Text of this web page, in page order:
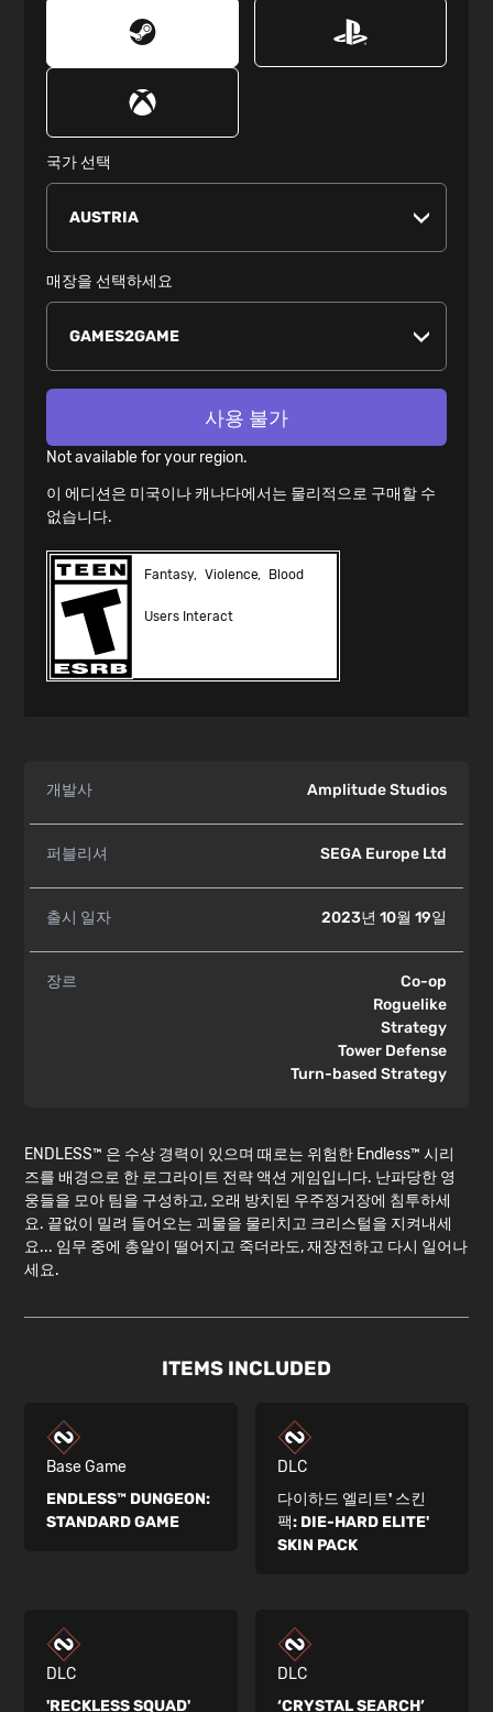
국가 선택
매장을 선택하세요
사용 불가
Not available for your region.
이 에디션은 미국이나 캐나다에서는 물리적으로 구매할 수
없습니다.
Fantasy Violence Blood
Users Interact
개발사 Amplitude Studios
퍼블리셔 SEGA Europe Ltd
출시 일자 2023년 10월 19일
장르
Co-op
Roguelike
Strategy
Tower Defense
Turn-based Strategy
ENDLESS™ 은 수상 경력이 있으며 때로는 위험한 Endless™ 시리
즈를 배경으로 한 로그라이트 전략 액션 게임입니다. 난파당한 영
웅들을 모아 팀을 구성하고, 오래 방치된 우주정거장에 침투하세
요. 끝없이 밀려 들어오는 괴물을 물리치고 크리스털을 지켜내세
요... 임무 중에 총알이 떨어지고 죽더라도, 재장전하고 다시 일어나
세요.
ITEMS INCLUDED
Base Game
ENDLESS™ DUNGEON:
STANDARD GAME
DLC
다이하드 엘리트' 스킨
팩: DIE-HARD ELITE'
SKIN PACK
DLC
'RECKLESS SQUAD'
DLC
‘CRYSTAL SEARCH’